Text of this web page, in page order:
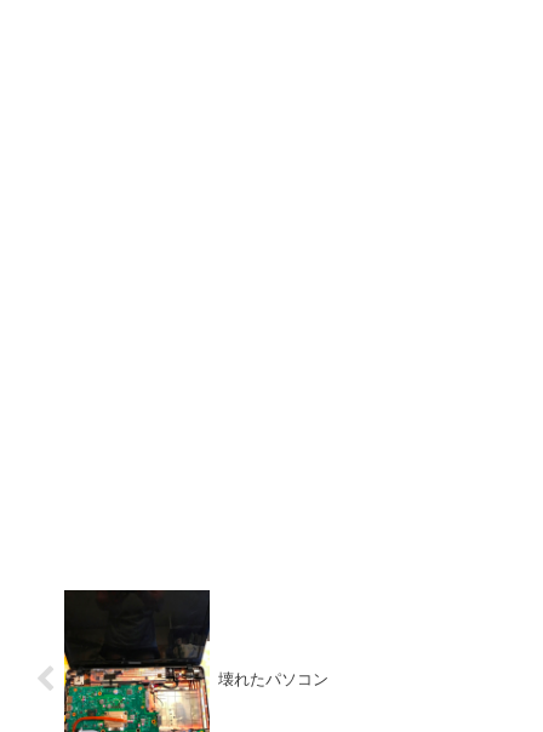
壊れたパソコン